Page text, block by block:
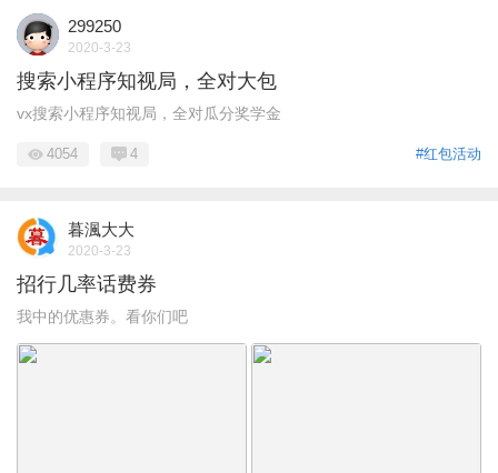
299250
2020-3-23
搜索小程序知视局，全对大包
vx搜索小程序知视局，全对瓜分奖学金
#红包活动
4054 4
暮渢大大
2020-3-23
招行几率话费券
我中的优惠券。看你们吧